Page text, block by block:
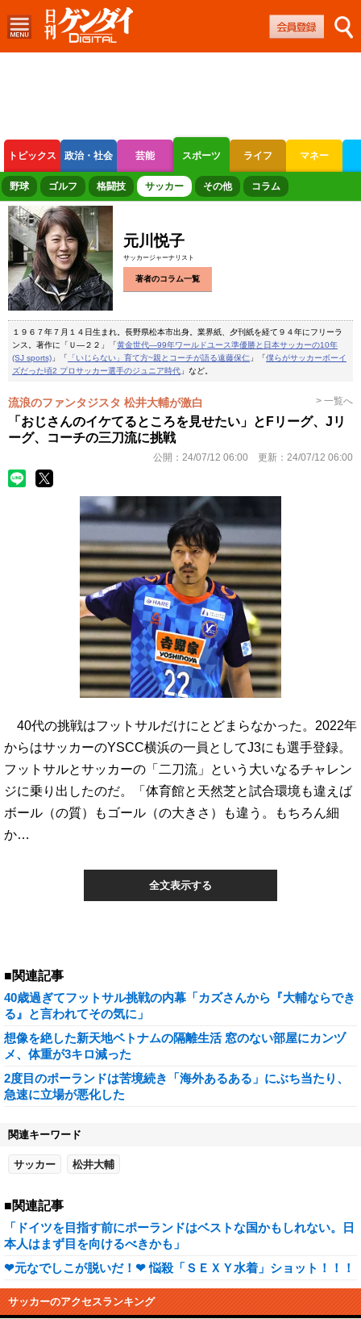
トピックス 政治・社会 芸能 スポーツ ライフ マネー
ボートレース 競輪 オートレース
野球 ゴルフ 格闘技 サッカー その他 コラム
元川悦子
サッカージャーナリスト
著者のコラム一覧
１９６７年７月１４日生まれ。長野県松本市出身。業界紙、夕刊紙を経て９４年にフリーラ
ンス。著作に「Ｕ―２２」「黄金世代―99年ワールドユース準優勝と日本サッカーの10年
(SJ sports) 」「 「いじらない」育て方~親とコーチが語る遠藤保仁 」「僕らがサッカーボーイ
ズだった頃2 プロサッカー選手のジュニア時代 」など。
流浪のファンタジスタ 松井大輔が激白 > 一覧へ
「おじさんのイケてるところを見せたい」とFリーグ、Jリ
ーグ、コーチの三刀流に挑戦
公開： 24/07/12 06:00 更新： 24/07/12 06:00
40代の挑戦はフットサルだけにとどまらなかった。2022年
からはサッカーのYSCC横浜の一員としてJ3にも選手登録。
フットサルとサッカーの「二刀流」という大いなるチャレン
ジに乗り出したのだ。「体育館と天然芝と試合環境も違えば
ボール（の質）もゴール（の大きさ）も違う。もちろん細
か…
全文表示する
■関連記事
40歳過ぎてフットサル挑戦の内幕「カズさんから『大輔ならでき
る』と言われてその気に」
想像を絶した新天地ベトナムの隔離生活 窓のない部屋にカンヅ
メ、体重が3キロ減った
2度目のポーランドは苦境続き「海外あるある」にぶち当たり、
急速に立場が悪化した
関連キーワード
サッカー 松井大輔
■関連記事
「ドイツを目指す前にポーランドはベストな国かもしれない。日
本人はまず目を向けるべきかも」
❤元なでしこが脱いだ！❤ 悩殺「ＳＥＸＹ水着」ショット！！！
サッカーのアクセスランキング